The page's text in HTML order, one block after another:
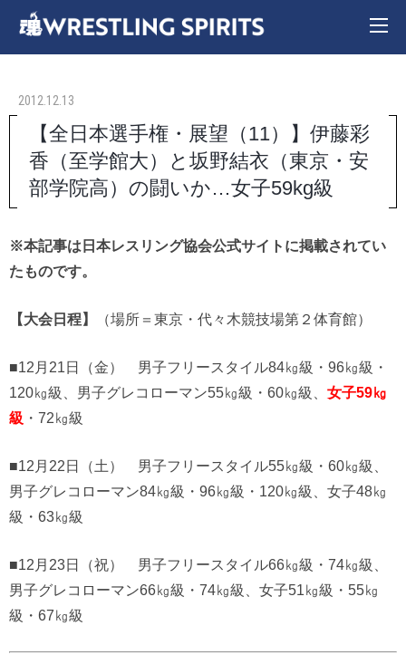
2012.12.13
【全日本選手権・展望（11）】伊藤彩
香（至学館大）と坂野結衣（東京・安
部学院高）の闘いか…女子59kg級
※本記事は日本レスリング協会公式サイトに掲載されてい
たものです。
【大会日程】 （場所＝東京・代々木競技場第２体育館）
■12月21日（金） 男子フリースタイル84㎏級・96㎏級・
120㎏級、男子グレコローマン55㎏級・60㎏級、 女子59㎏
級 ・72㎏級
■12月22日（土） 男子フリースタイル55㎏級・60㎏級、
男子グレコローマン84㎏級・96㎏級・120㎏級、女子48㎏
級・63㎏級
■12月23日（祝） 男子フリースタイル66㎏級・74㎏級、
男子グレコローマン66㎏級・74㎏級、女子51㎏級・55㎏
級・67㎏級